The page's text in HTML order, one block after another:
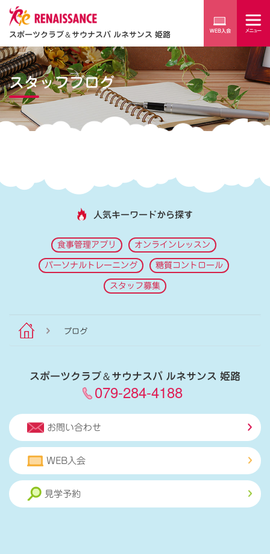
スポーツクラブ＆サウナスパ ルネサンス 姫路
スタッフブログ
人気キーワードから探す
食事管理アプリ オンラインレッスン
パーソナルトレーニング 糖質コントロール
スタッフ募集
ブログ
スポーツクラブ＆サウナスパ ルネサンス 姫路
079-284-4188
お問い合わせ
WEB入会
見学予約